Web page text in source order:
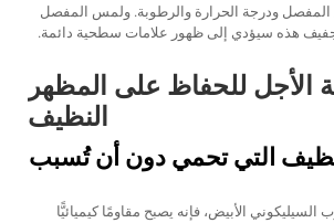
ودرجة الحرارة والرطوبة. ولمس المفصل
هذه سيؤدي إلى ظهور علامات سطحية دائمة.
الأجل للحفاظ على المظهر
النظيف
التي تحمي دون أن تُسبب
الأبيض، فإنه يصبح مقاومًا كيميائيًّا